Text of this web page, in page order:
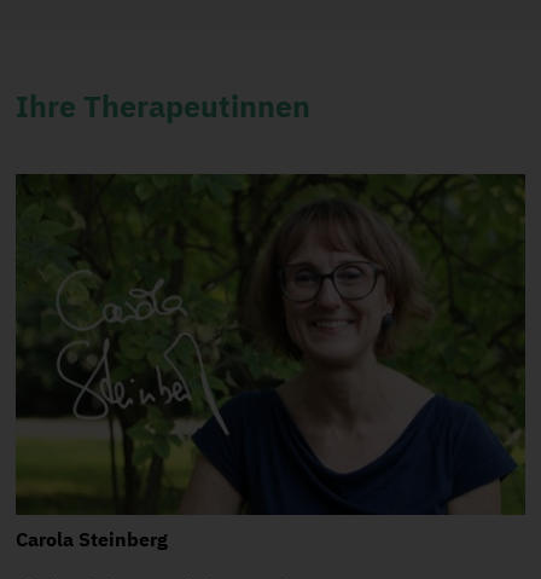
Ihre Therapeutinnen
Carola Steinberg